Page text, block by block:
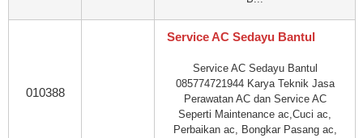
010388
Service AC Sedayu Bantul
Service AC Sedayu Bantul
085774721944 Karya Teknik Jasa
Perawatan AC dan Service AC
Seperti Maintenance ac,Cuci ac,
Perbaikan ac, Bongkar Pasang ac,